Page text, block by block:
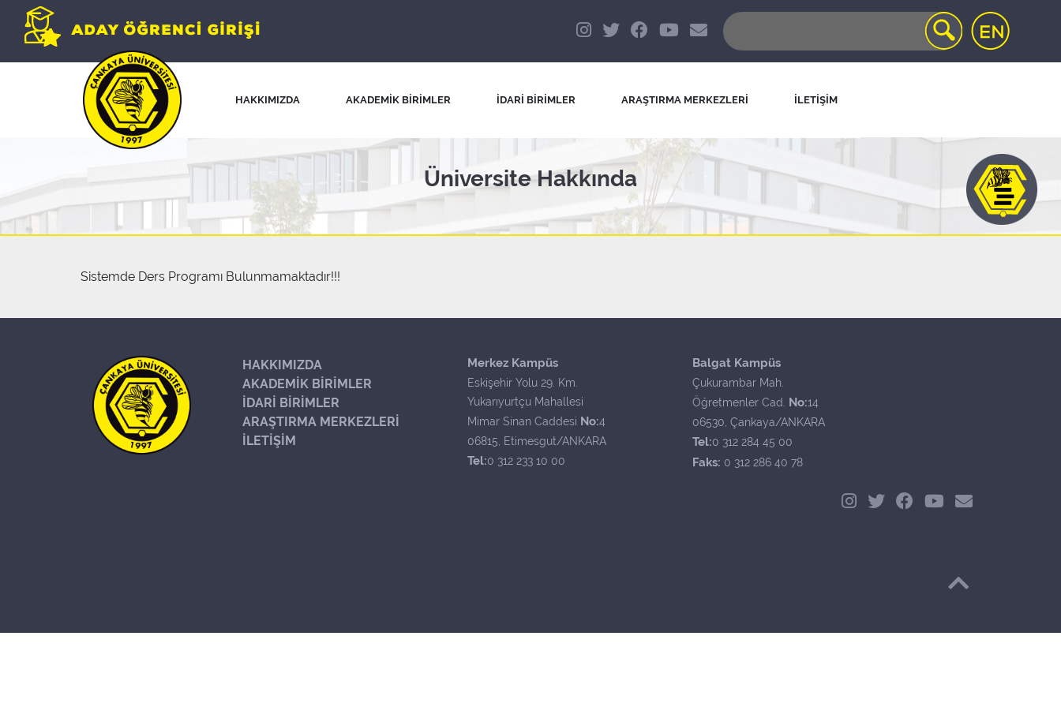
HAKKIMIZDA AKADEMİK BİRİMLER İDARİ BİRİMLER ARAŞTIRMA MERKEZLERİ İLETİŞİM
Üniversite Hakkında
Sistemde Ders Programı Bulunmamaktadır!!!
HAKKIMIZDA
AKADEMİK BİRİMLER
İDARİ BİRİMLER
ARAŞTIRMA MERKEZLERİ
İLETİŞİM
Merkez Kampüs
Eskişehir Yolu 29. Km.
Yukarıyurtçu Mahallesi
Mimar Sinan Caddesi No:4
06815, Etimesgut/ANKARA
Tel:0 312 233 10 00
Balgat Kampüs
Çukurambar Mah.
Öğretmenler Cad. No:14
06530, Çankaya/ANKARA
Tel:0 312 284 45 00
Faks: 0 312 286 40 78